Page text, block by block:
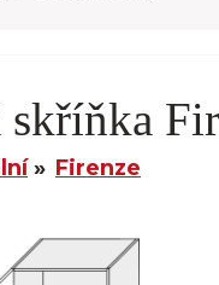
skříňka
Firenze